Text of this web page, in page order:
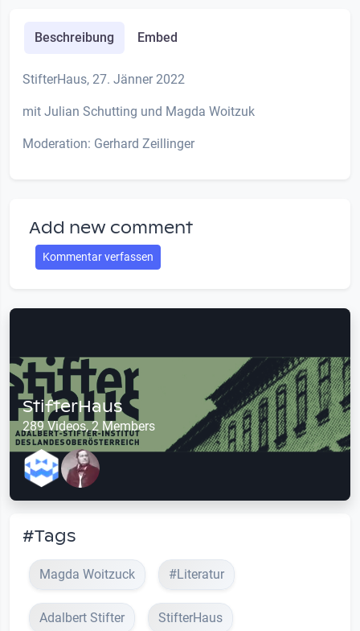
Beschreibung Embed
StifterHaus, 27. Jänner 2022
mit Julian Schutting und Magda Woitzuk
Moderation: Gerhard Zeillinger
Add new comment
Kommentar verfassen
StifterHaus
289 Videos, 2 Members
#Tags
Magda Woitzuck #Literatur
Adalbert Stifter StifterHaus